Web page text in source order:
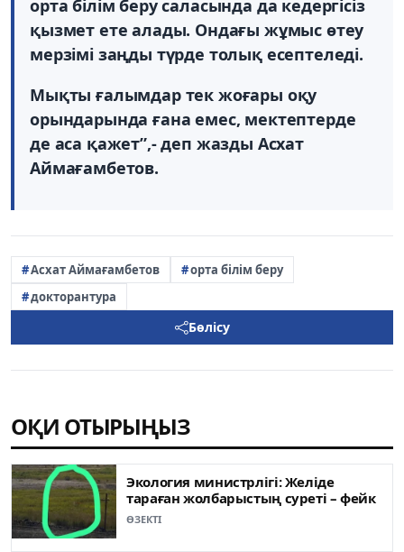
орта білім беру саласында да кедергісіз
қызмет ете алады. Ондағы жұмыс өтеу
мерзімі заңды түрде толық есептеледі.
Мықты ғалымдар тек жоғары оқу
орындарында ғана емес, мектептерде
де аса қажет”,- деп жазды Асхат
Аймағамбетов.
Асхат Аймағамбетов
орта білім беру
докторантура
Бөлісу
ОҚИ ОТЫРЫҢЫЗ
Экология министрлігі: Желіде
тараған жолбарыстың суреті – фейк
ӨЗЕКТІ